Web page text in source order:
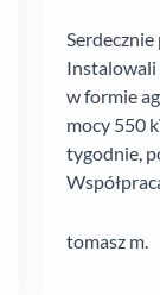
Instalowali
w formie
mocy 550
tygodnie,
tomasz m.